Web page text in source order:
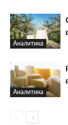
Аналитика
Аналитика